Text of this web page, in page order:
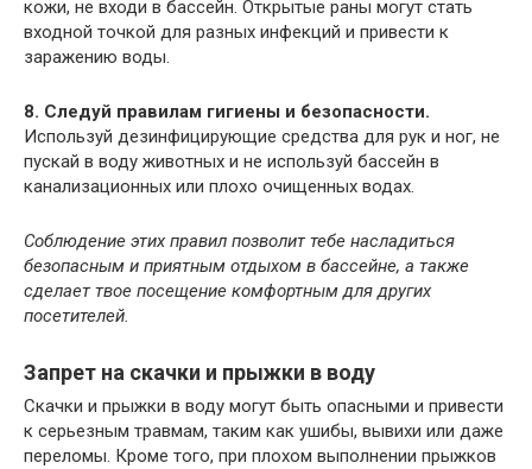
кожи, не входи в бассейн. Открытые раны могут стать
входной точкой для разных инфекций и привести к
заражению воды.
8. Следуй правилам гигиены и безопасности.
Используй дезинфицирующие средства для рук и ног, не
пускай в воду животных и не используй бассейн в
канализационных или плохо очищенных водах.
Соблюдение этих правил позволит тебе насладиться
безопасным и приятным отдыхом в бассейне, а также
сделает твое посещение комфортным для других
посетителей.
Запрет на скачки и прыжки в воду
Скачки и прыжки в воду могут быть опасными и привести
к серьезным травмам, таким как ушибы, вывихи или даже
переломы. Кроме того, при плохом выполнении прыжков